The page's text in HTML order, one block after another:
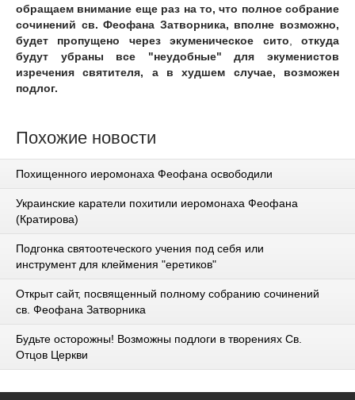
обращаем внимание еще раз на то, что полное собрание
сочинений св. Феофана Затворника, вполне возможно,
будет пропущено через экуменическое сито ,откуда
будут убраны все "неудобные" для экуменистов
изречения святителя, а в худшем случае, возможен
подлог.
Похожие новости
Похищенного иеромонаха Феофана освободили
Украинские каратели похитили иеромонаха Феофана
(Кратирова)
Подгонка святоотеческого учения под себя или
инструмент для клеймения "еретиков"
Открыт сайт, посвященный полному собранию сочинений
св. Феофана Затворника
Будьте осторожны! Возможны подлоги в творениях Св.
Отцов Церкви